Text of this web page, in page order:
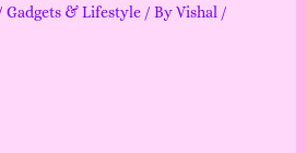
Gadgets & Lifestyle/ ByVishal /